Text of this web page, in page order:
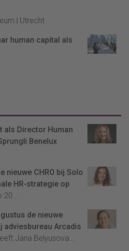
| Utrecht
human capital als
als Director Human
Benelux
nieuwe CHRO bij Solo
HR-strategie op
20...
de nieuwe
adviesbureau Arcadis
Jana Belyusova...